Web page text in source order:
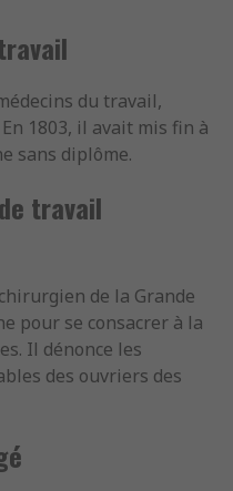
du travail,
1803, il avait mis fin à
sans diplôme.
travail
de la Grande
pour se consacrer à la
Il dénonce les
des ouvriers des